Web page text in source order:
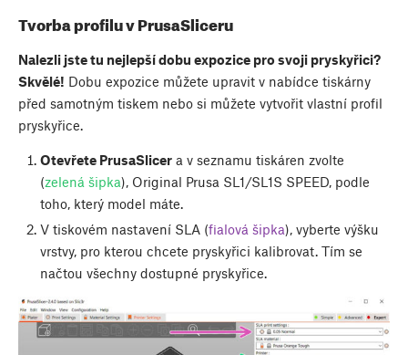
Tvorba profilu v PrusaSliceru
Nalezli jste tu nejlepší dobu expozice pro svoji pryskyřici?
Skvělé! Dobu expozice můžete upravit v nabídce tiskárny
před samotným tiskem nebo si můžete vytvořit vlastní profil
pryskyřice.
Otevřete PrusaSlicera v seznamu tiskáren zvolte
(zelená šipka), Original Prusa SL1/SL1S SPEED, podle
toho, který model máte.
V tiskovém nastavení SLA (fialová šipka), vyberte výšku
vrstvy, pro kterou chcete pryskyřici kalibrovat. Tím se
načtou všechny dostupné pryskyřice.